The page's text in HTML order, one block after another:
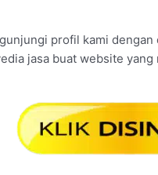
profil kami
jasa buat website yang